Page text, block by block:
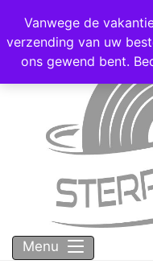
Voor 16:00
Menu
Vanwege de
verzending van uw
ons gewend bent.